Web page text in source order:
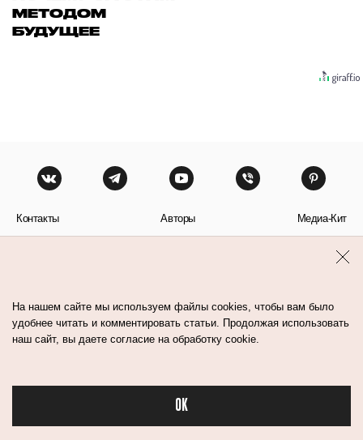
Бьюти в спорте
МЕТОДОМ
БУДУЩЕЕ
Контакты Авторы Медиа-Кит
На нашем сайте мы используем файлы cookies, чтобы вам было
удобнее читать и комментировать статьи. Продолжая использовать
наш сайт, вы даете согласие на обработку cookie.
OK